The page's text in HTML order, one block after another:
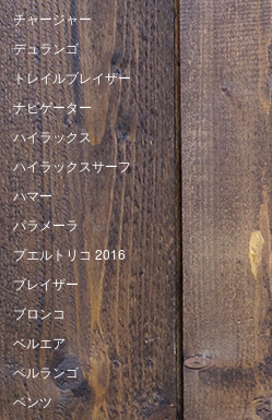
チャージャー
デュランゴ
トレイルブレイザー
ナビゲーター
ハイラックス
ハイラックスサーフ
ハマー
パラメーラ
プエルトリコ 2016
ブレイザー
ブロンコ
ベルエア
ベルランゴ
ベンツ